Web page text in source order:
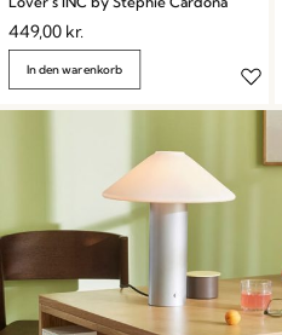
449,00 kr.
In den warenkorb